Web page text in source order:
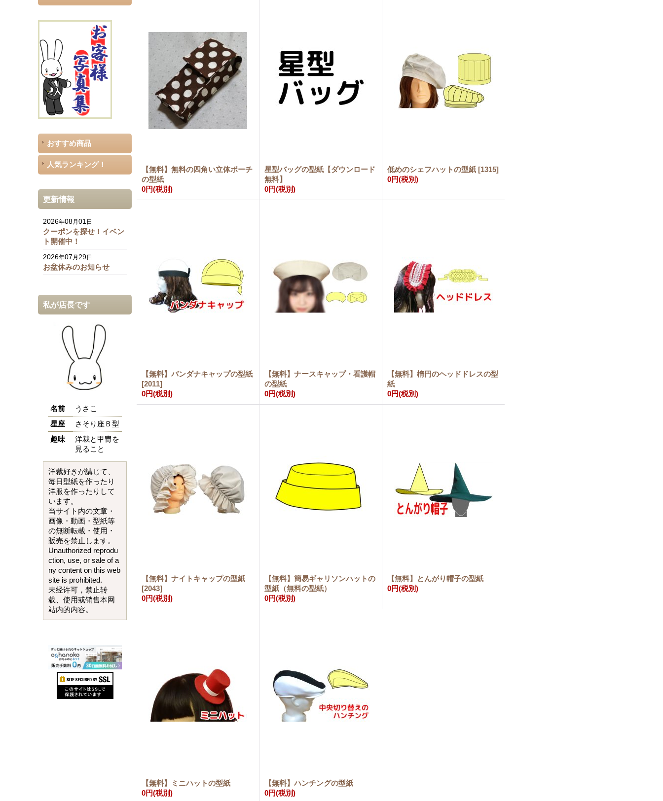
おすすめ商品
人気ランキング！
更新情報
2026年08月01 日
クーポンを探せ！イベン
ト開催中！
2026年07 月 29日
お盆休みのお知らせ
私が店長です
名前
うさこ
星座
さそり座Ｂ型
趣味
洋裁と甲冑を
見ること
洋裁好きが講じて、
毎日型紙を作ったり
洋服を作ったりして
います。
当サイト内の文章・
画像・動画・型紙等
の無断転載・使用・
販売を禁止します。
Unauthorized reprodu
ction, use, or sale of a
ny content on this web
site is prohibited.
未经许可，禁止转
载、使用或销售本网
站内的内容。
【無料】無料の四角い立体ポーチ
の型紙
0円(税別)
星型バッグの型紙【ダウンロード
無料】
0円(税別)
低めのシェフハットの型紙 [1315]
0円(税別)
【無料】バンダナキャップの型紙
[2011]
0円(税別)
【無料】ナースキャップ・看護帽
の型紙
0円(税別)
【無料】楕円のヘッドドレスの型
紙
0円(税別)
【無料】ナイトキャップの型紙
[2043]
0円(税別)
【無料】簡易ギャリソンハットの
型紙（無料の型紙）
0円(税別)
【無料】とんがり帽子の型紙
0円(税別)
【無料】ミニハットの型紙
0円(税別)
【無料】ハンチングの型紙
0円(税別)